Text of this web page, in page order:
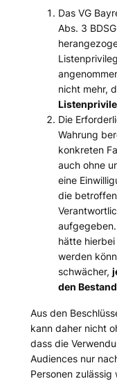
Das VG
Abs. 3
nicht mehr,
Die
Wahrung
konkreten
auch ohne
eine
die
hätte
werden
schwächer,
den
Aus den
kann daher nicht
dass die
Audiences nur
Personen zulässig